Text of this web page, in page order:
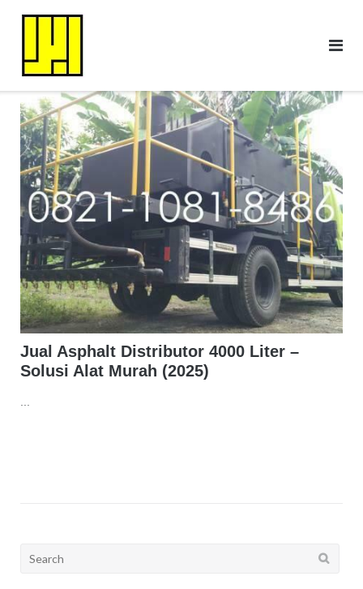
Jual Asphalt Distributor 4000 Liter –
Solusi Alat Murah (2025)
Search